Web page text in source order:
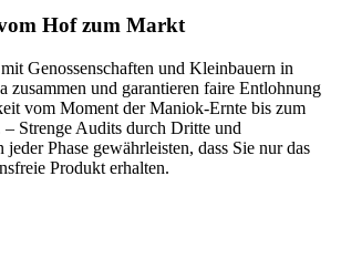
Hof zum Markt
Genossenschaften und Kleinbauern in
zusammen und garantieren faire Entlohnung
vom Moment der Maniok-Ernte bis zum
– Strenge Audits durch Dritte und
Phase gewährleisten, dass Sie nur das
Produkt erhalten.